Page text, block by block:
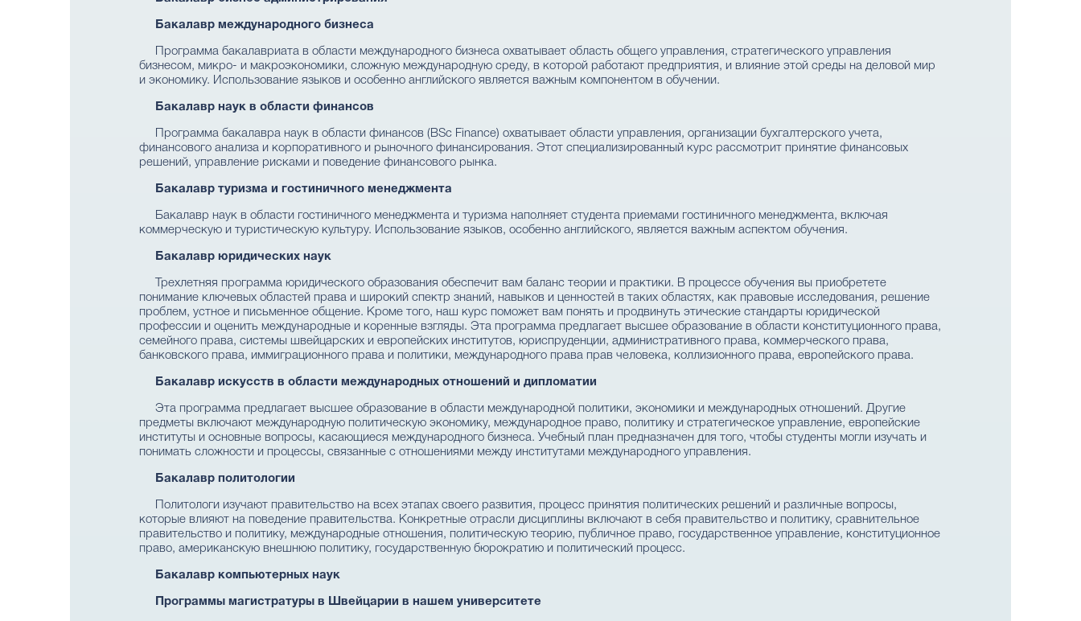
Бакалавр международного бизнеса
Программа бакалавриата в области международного бизнеса охватывает область общего управления, стратегического управления
бизнесом, микро- и макроэкономики, сложную международную среду, в которой работают предприятия, и влияние этой среды на деловой мир
и экономику. Использование языков и особенно английского является важным компонентом в обучении.
Бакалавр наук в области финансов
Программа бакалавра наук в области финансов (BSc Finance) охватывает области управления, организации бухгалтерского учета,
финансового анализа и корпоративного и рыночного финансирования. Этот специализированный курс рассмотрит принятие финансовых
решений, управление рисками и поведение финансового рынка.
Бакалавр туризма и гостиничного менеджмента
Бакалавр наук в области гостиничного менеджмента и туризма наполняет студента приемами гостиничного менеджмента, включая
коммерческую и туристическую культуру. Использование языков, особенно английского, является важным аспектом обучения.
Бакалавр юридических наук
Трехлетняя программа юридического образования обеспечит вам баланс теории и практики. В процессе обучения вы приобретете
понимание ключевых областей права и широкий спектр знаний, навыков и ценностей в таких областях, как правовые исследования, решение
проблем, устное и письменное общение. Кроме того, наш курс поможет вам понять и продвинуть этические стандарты юридической
профессии и оценить международные и коренные взгляды. Эта программа предлагает высшее образование в области конституционного права,
семейного права, системы швейцарских и европейских институтов, юриспруденции, административного права, коммерческого права,
банковского права, иммиграционного права и политики, международного права прав человека, коллизионного права, европейского права.
Бакалавр искусств в области международных отношений и дипломатии
Эта программа предлагает высшее образование в области международной политики, экономики и международных отношений. Другие
предметы включают международную политическую экономику, международное право, политику и стратегическое управление, европейские
институты и основные вопросы, касающиеся международного бизнеса. Учебный план предназначен для того, чтобы студенты могли изучать и
понимать сложности и процессы, связанные с отношениями между институтами международного управления.
Бакалавр политологии
Политологи изучают правительство на всех этапах своего развития, процесс принятия политических решений и различные вопросы,
которые влияют на поведение правительства. Конкретные отрасли дисциплины включают в себя правительство и политику, сравнительное
правительство и политику, международные отношения, политическую теорию, публичное право, государственное управление, конституционное
право, американскую внешнюю политику, государственную бюрократию и политический процесс.
Бакалавр компьютерных наук
Программы магистратуры в Швейцарии в нашем университете